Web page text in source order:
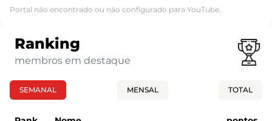
Portal não encontrado ou não configurado para YouTube.
Ranking
membros em destaque
SEMANAL MENSAL TOTAL